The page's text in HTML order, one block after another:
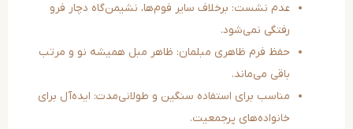
عدم نشست: برخلاف سایر فوم‌ها، نشیمن‌گاه دچار فرو
رفتگی نمی‌شود.
حفظ فرم ظاهری مبلمان: ظاهر مبل همیشه نو و مرتب
باقی می‌ماند.
مناسب برای استفاده سنگین و طولانی‌مدت: ایده‌آل برای
خانواده‌های پرجمعیت.